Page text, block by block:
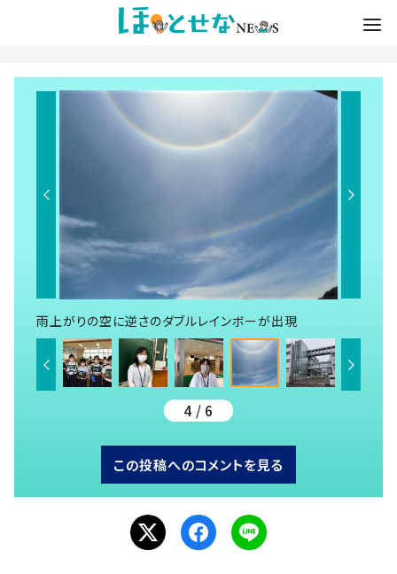
雨上がりの空に逆さのダブルレインボーが出現
4 / 6
この投稿へのコメントを見る